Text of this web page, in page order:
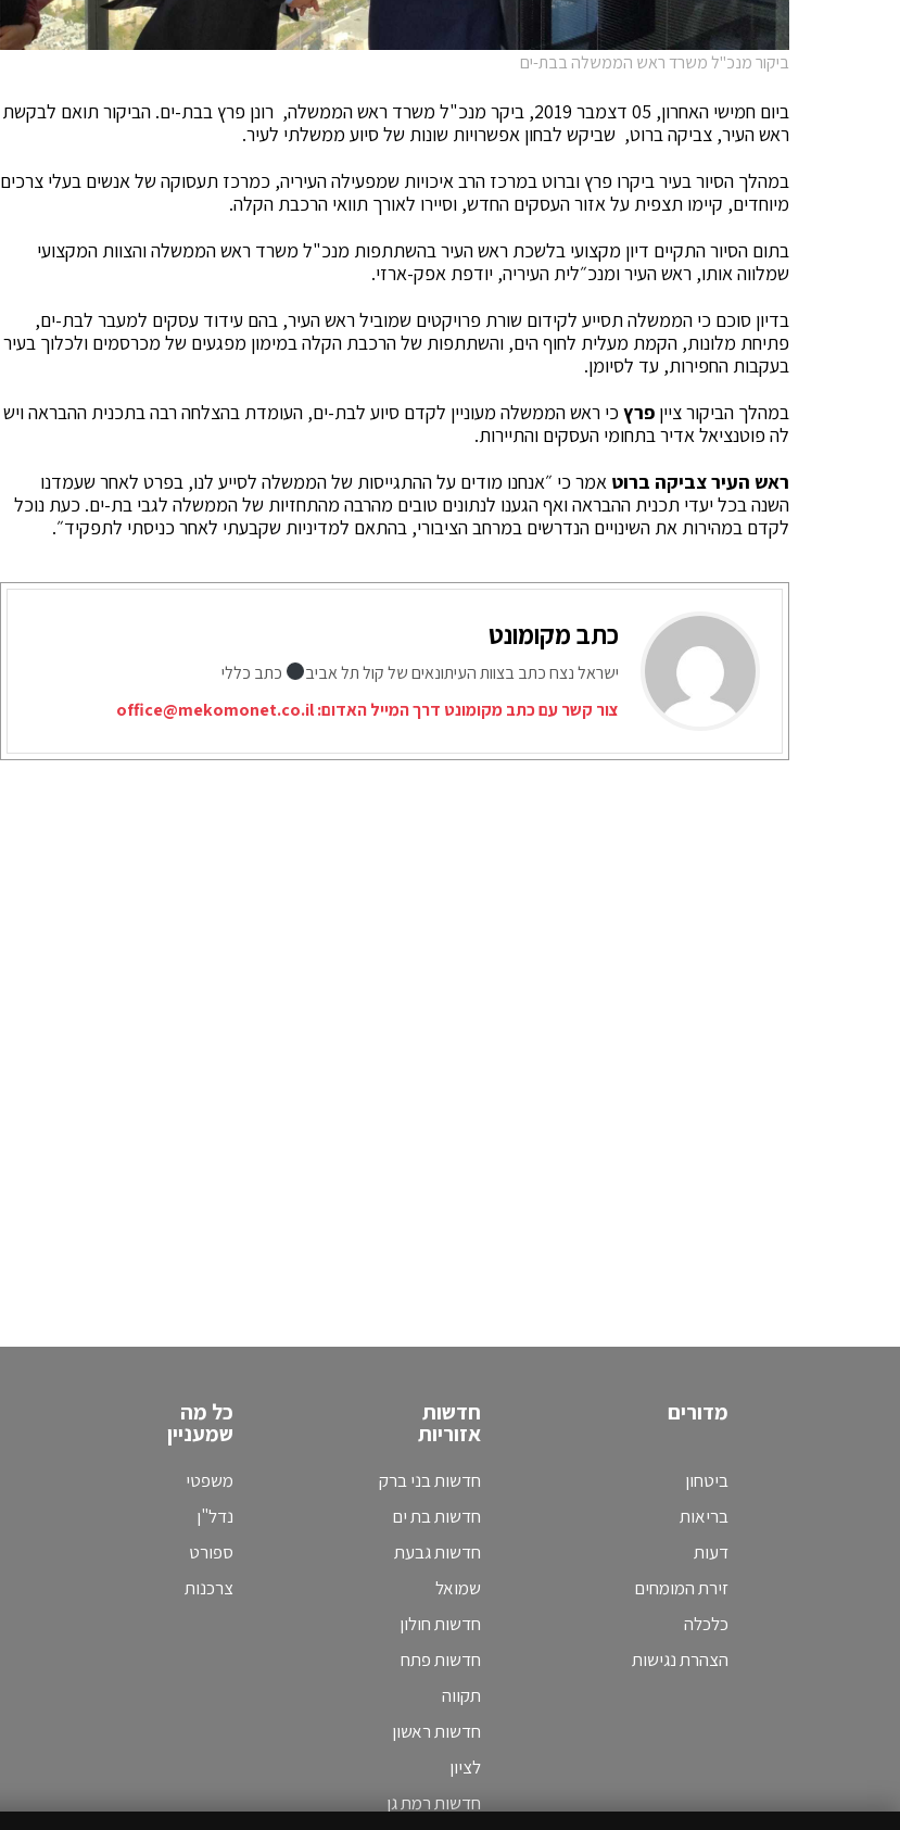
ביקור מנכ"ל משרד ראש הממשלה בבת-ים
ביום חמישי האחרון, 05 דצמבר 2019, ביקר מנכ"ל משרד ראש הממשלה, רונן פרץ בבת-ים. הביקור תואם לבקשת
ראש העיר, צביקה ברוט, שביקש לבחון אפשרויות שונות של סיוע ממשלתי לעיר.
במהלך הסיור בעיר ביקרו פרץ וברוט במרכז הרב איכויות שמפעילה העיריה, כמרכז תעסוקה של אנשים בעלי צרכים
מיוחדים, קיימו תצפית על אזור העסקים החדש, וסיירו לאורך תוואי הרכבת הקלה.
בתום הסיור התקיים דיון מקצועי בלשכת ראש העיר בהשתתפות מנכ"ל משרד ראש הממשלה והצוות המקצועי
שמלווה אותו, ראש העיר ומנכ״לית העיריה, יודפת אפק-ארזי.
בדיון סוכם כי הממשלה תסייע לקידום שורת פרויקטים שמוביל ראש העיר, בהם עידוד עסקים למעבר לבת-ים,
פתיחת מלונות, הקמת מעלית לחוף הים, והשתתפות של הרכבת הקלה במימון מפגעים של מכרסמים ולכלוך בעיר
בעקבות החפירות, עד לסיומן.
במהלך הביקור ציין פרץ כי ראש הממשלה מעוניין לקדם סיוע לבת-ים, העומדת בהצלחה רבה בתכנית ההבראה ויש
לה פוטנציאל אדיר בתחומי העסקים והתיירות.
ראש העיר צביקה ברוט אמר כי ״אנחנו מודים על ההתגייסות של הממשלה לסייע לנו, בפרט לאחר שעמדנו
השנה בכל יעדי תכנית ההבראה ואף הגענו לנתונים טובים מהרבה מהתחזיות של הממשלה לגבי בת-ים. כעת נוכל
לקדם במהירות את השינויים הנדרשים במרחב הציבורי, בהתאם למדיניות שקבעתי לאחר כניסתי לתפקיד״.
כתב מקומונט
ישראל נצח כתב בצוות העיתונאים של קול תל אביב
כתב כללי
צור קשר עם כתב מקומונט דרך המייל האדום:office@mekomonet.co.il
מדורים
ביטחון
בריאות
דעות
זירת המומחים
כלכלה
הצהרת נגישות
חדשות
אזוריות
חדשות בני ברק
חדשות בת ים
חדשות גבעת
שמואל
חדשות חולון
חדשות פתח
תקווה
חדשות ראשון
לציון
חדשות רמת גן
כל מה
שמעניין
משפטי
נדל"ן
ספורט
צרכנות